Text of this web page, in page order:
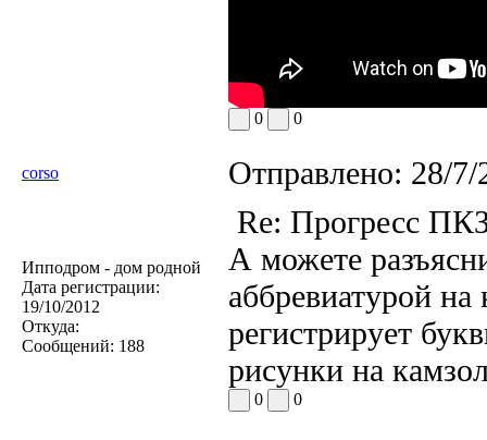
0 0
corso Отправлено: 28/
Ипподром - дом родной
Дата регистрации:
19/10/2012
Откуда:
Сообщений: 188
Re: Прогресс
А можете
аббревиатурой
регистрирует
рисунки на
0 0